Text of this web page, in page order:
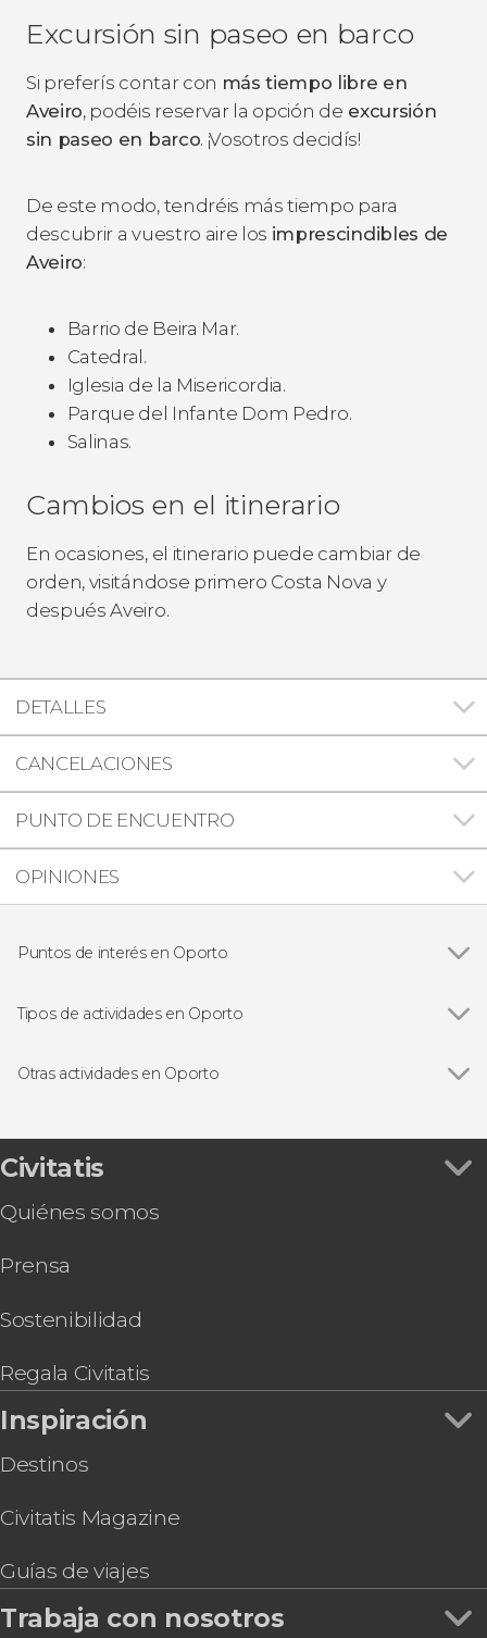
Excursión sin paseo en barco
Si preferís contar con más tiempo libre en
Aveiro, podéis reservar la opción de excursión
sin paseo en barco. ¡Vosotros decidís!
De este modo, tendréis más tiempo para
descubrir a vuestro aire los imprescindibles de
Aveiro:
Barrio de Beira Mar.
Catedral.
Iglesia de la Misericordia.
Parque del Infante Dom Pedro.
Salinas.
Cambios en el itinerario
En ocasiones, el itinerario puede cambiar de
orden, visitándose primero Costa Nova y
después Aveiro.
DETALLES
CANCELACIONES
PUNTO DE ENCUENTRO
OPINIONES
Puntos de interés en Oporto
Catedral de Oporto
Librería Lello
Tipos de actividades en Oporto
Free tours en Oporto
Bodegas y gastronomía en Oporto
Fado en Oporto
Autobuses turísticos de Oporto
Otras actividades en Oporto
sonido en la iglesia de los Clérigos
Excursión a Fátima y Coímbra
Gaia
Free tour por Vila Nova de Gaia
Entrada a SEA LIFE® Oporto
Espectáculo en Cais do Fado
Pub Crawl ¡Tour de fiesta por Oporto!
Civitatis
Quiénes somos
Prensa
Sostenibilidad
Regala Civitatis
Inspiración
Destinos
Civitatis Magazine
Guías de viajes
Trabaja con nosotros